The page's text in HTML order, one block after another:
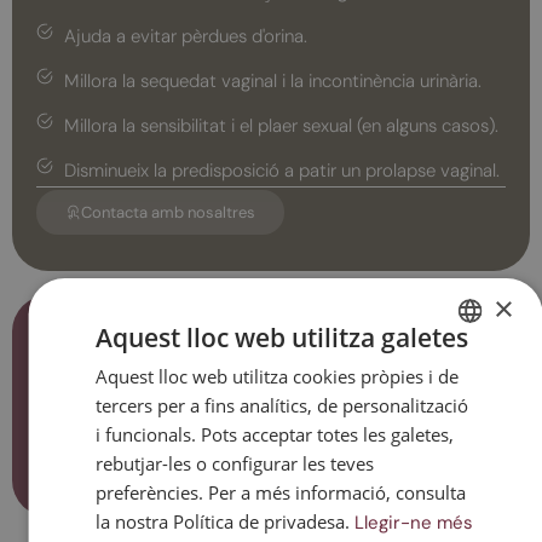
Ajuda a evitar pèrdues d'orina.
Millora la sequedat vaginal i la incontinència urinària.
Millora la sensibilitat i el plaer sexual (en alguns casos).
Disminueix la predisposició a patir un prolapse vaginal.
Contacta amb nosaltres
Efectes secundaris
El tractament vaginal amb làser Erbium pot ocasionar
envermelliment de la zona (eritema), inflamació
(edema), sensació de calor local, coïssor o aparició de
flux vaginal rosat. Aquests símptomes en general són
transitoris i solen durar entre unes hores i pocs dies.
SPANISH
CATALAN
ESPAÑOL
×
Aquest lloc web utilitza galetes
Aquest lloc web utilitza cookies pròpies i de
tercers per a fins analítics, de personalització
i funcionals. Pots acceptar totes les galetes,
rebutjar-les o configurar les teves
preferències. Per a més informació, consulta
la nostra Política de privadesa. Llegir-ne més